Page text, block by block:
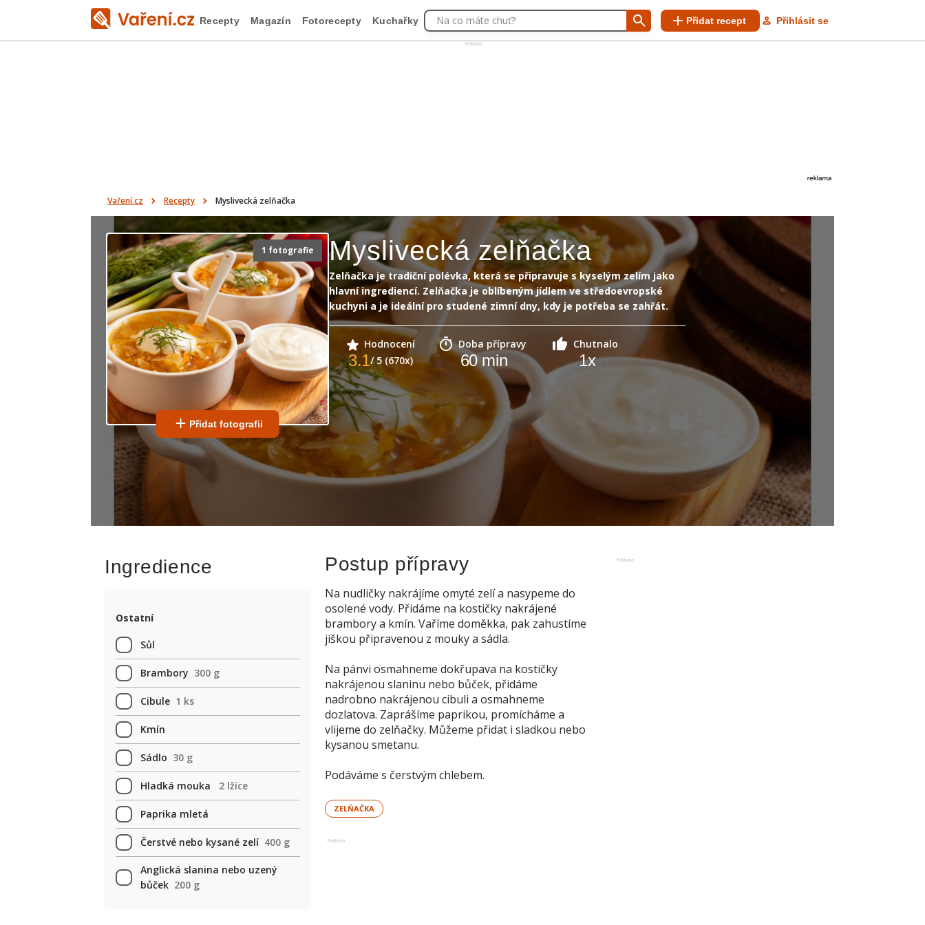
Reklama
Recepty Magazín Fotorecepty Kuchařky Na co máte chuť? Přidat recept Přihlásit se
Vaření.cz Recepty Myslivecká zelňačka
1 fotografie
Přidat fotografii
Myslivecká zelňačka
Zelňačka je tradiční polévka, která se připravuje s kyselým zelím jako
hlavní ingrediencí. Zelňačka je oblíbeným jídlem ve středoevropské
kuchyni a je ideální pro studené zimní dny, kdy je potřeba se zahřát.
Hodnocení
3.1/ 5 (670x)
Doba přípravy
60min
Chutnalo
1x
Reklama
Ingredience
Ostatní
Sůl
Brambory 300 g
Cibule 1 ks
Kmín
Sádlo 30 g
Hladká mouka 2 lžíce
Paprika mletá
Čerstvé nebo kysané zelí 400 g
Anglická slanina nebo uzený
bůček 200 g
Postup přípravy
Na nudličky nakrájíme omyté zelí a nasypeme do
osolené vody. Přidáme na kostičky nakrájené
brambory a kmín. Vaříme doměkka, pak zahustíme
jíškou připravenou z mouky a sádla.
Na pánvi osmahneme dokřupava na kostičky
nakrájenou slaninu nebo bůček, přidáme
nadrobno nakrájenou cibuli a osmahneme
dozlatova. Zaprášíme paprikou, promícháme a
vlijeme do zelňačky. Můžeme přidat i sladkou nebo
kysanou smetanu.
Podáváme s čerstvým chlebem.
ZELŇAČKA
Reklama